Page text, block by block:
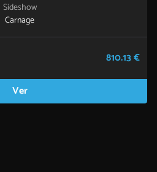
Sideshow
Carnage
810.13 €
Ver